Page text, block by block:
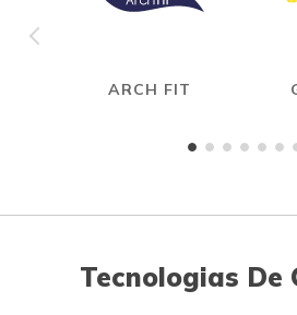
ARCH FIT
Tecnologias De